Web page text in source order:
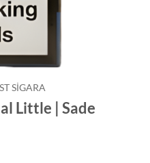
SIGARA
Little | Sade